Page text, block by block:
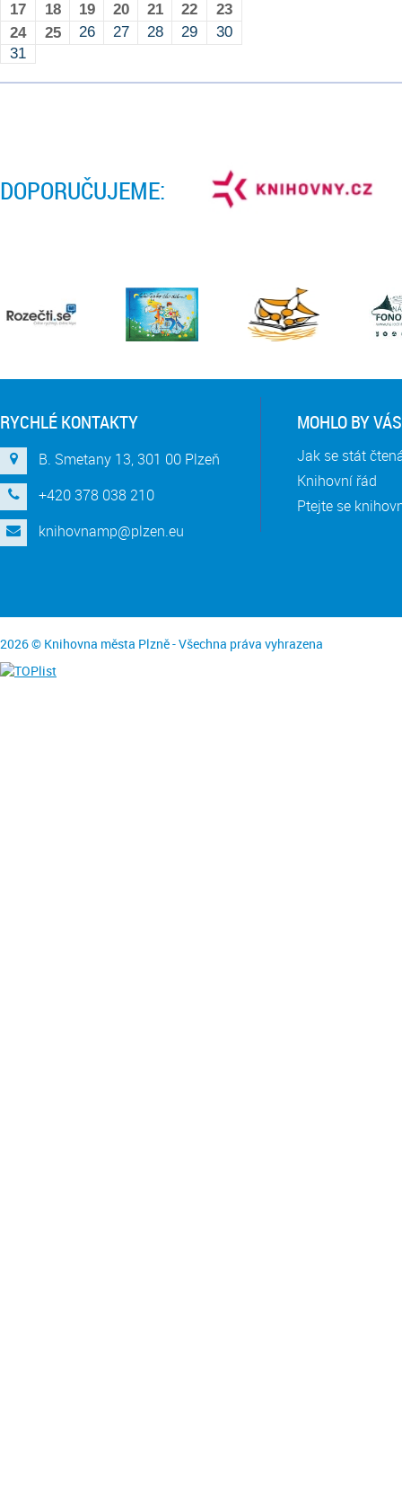
17
18 19 20 21 22
23
24
25 26 27 28 29
30
31
DOPORUČUJEME:
RYCHLÉ KONTAKTY
B. Smetany 13, 301 00 Plzeň
+420 378 038 210
knihovnamp@plzen.eu
MOHLO BY
Jak se stát
Knihovní řád
Ptejte se
2026 © Knihovna města Plzně - Všechna práva vyhrazena